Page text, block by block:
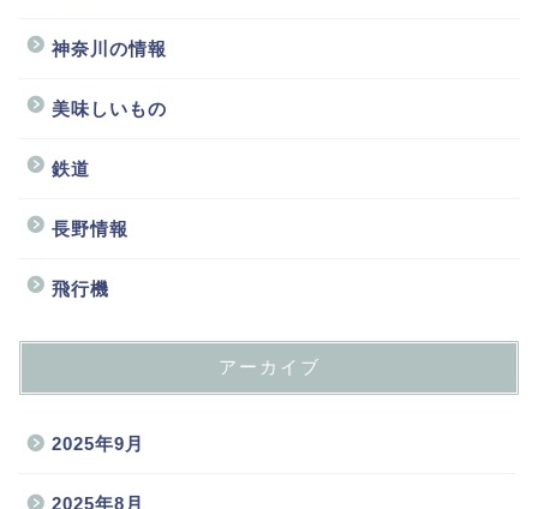
神奈川の情報
美味しいもの
鉄道
長野情報
飛行機
アーカイブ
2025年9月
2025年8月